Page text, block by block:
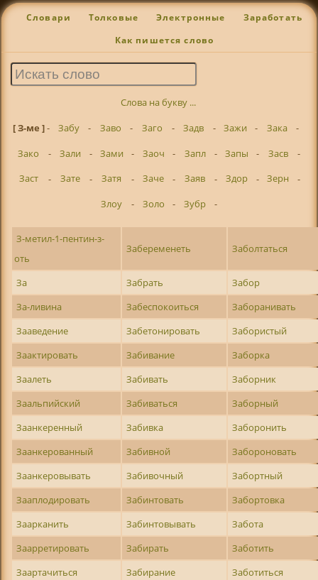
Словари Толковые Электронные Заработать
Как пишется слово
Слова на букву ...
[ З-ме ]- Забу - Заво - Заго - Задв - Зажи - Зака
-
Зако
- Зали - Зами - Заоч - Запл - Запы - Засв
-
Заст
- Зате - Затя - Заче - Заяв - Здор - Зерн
-
Злоу
- Золо - Зубр -
З-метил-1-пентин-з-
оть
Забеременеть Заболтаться
За Забрать
Забор
За-ливина
Забеспокоиться
Заборанивать
Зааведение
Забетонировать
Забористый
Заактировать
Забивание
Заборка
Заалеть
Забивать
Заборник
Заальпийский
Забиваться
Заборный
Заанкеренный
Забивка
Заборонить
Заанкерованный
Забивной
Забороновать
Заанкеровывать
Забивочный
Забортный
Зааплодировать
Забинтовать
Забортовка
Заарканить
Забинтовывать
Забота
Заарретировать
Забирать
Заботить
Заартачиться
Забирание
Заботиться